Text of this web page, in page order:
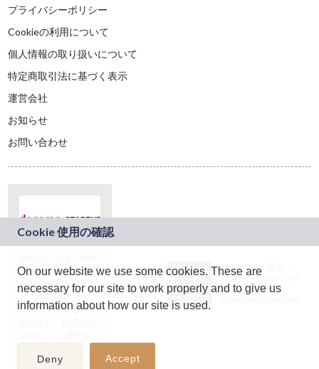
プライバシーポリシー
Cookieの利用について
個人情報の取り扱いについて
特定商取引法に基づく表示
運営会社
お知らせ
お問い合わせ
ドコモグループの新
規事業創出プログラ
ム「docomo
STARTUP」を通じて
JASRAC許諾番号：
9024936001Y45037
JASRAC許諾番号：
On our website we use some cookies. These are
necessary for our site to work properly and to give us
information about how our site is used.
Deny Accept